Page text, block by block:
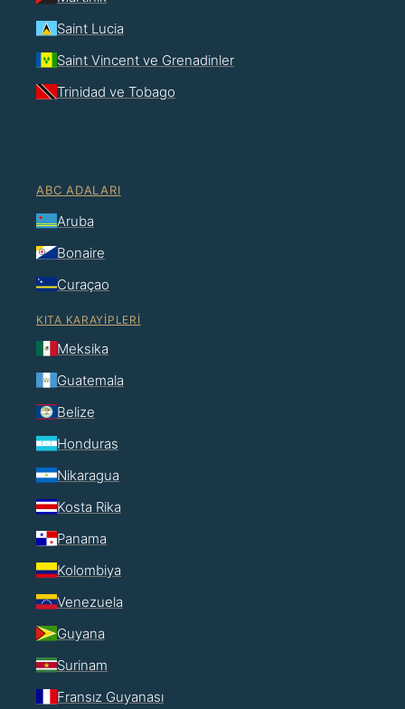
Saint Lucia
Saint Vincent ve Grenadinler
Trinidad ve Tobago
ABC ADALARI
Aruba
Bonaire
Curaçao
KITA KARAYIPLERI
Meksika
Guatemala
Belize
Honduras
Nikaragua
Kosta Rika
Panama
Kolombiya
Venezuela
Guyana
Surinam
Fransız Guyanası